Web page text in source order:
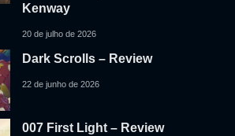
Kenway
20 de julho de 2026
Dark Scrolls – Review
22 de junho de 2026
007 First Light – Review